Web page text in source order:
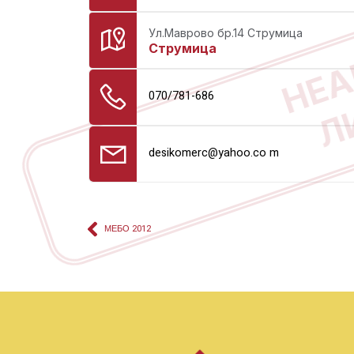
Ул.Маврово бр.14 Струмица
Струмица
070/781-686
desikomerc@yahoo.co m
МЕБО 2012